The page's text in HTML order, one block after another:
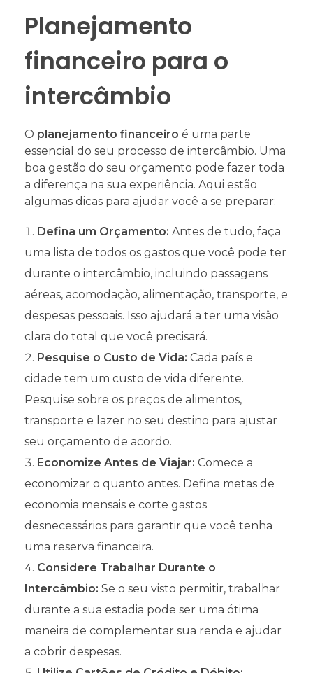
Planejamento
financeiro para o
intercâmbio
O planejamento financeiro é uma parte
essencial do seu processo de intercâmbio. Uma
boa gestão do seu orçamento pode fazer toda
a diferença na sua experiência. Aqui estão
algumas dicas para ajudar você a se preparar:
Defina um Orçamento: Antes de tudo, faça
uma lista de todos os gastos que você pode ter
durante o intercâmbio, incluindo passagens
aéreas, acomodação, alimentação, transporte, e
despesas pessoais. Isso ajudará a ter uma visão
clara do total que você precisará.
Pesquise o Custo de Vida: Cada país e
cidade tem um custo de vida diferente.
Pesquise sobre os preços de alimentos,
transporte e lazer no seu destino para ajustar
seu orçamento de acordo.
Economize Antes de Viajar: Comece a
economizar o quanto antes. Defina metas de
economia mensais e corte gastos
desnecessários para garantir que você tenha
uma reserva financeira.
Considere Trabalhar Durante o
Intercâmbio: Se o seu visto permitir, trabalhar
durante a sua estadia pode ser uma ótima
maneira de complementar sua renda e ajudar
a cobrir despesas.